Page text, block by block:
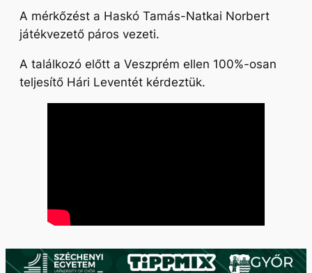
A mérkőzést a Haskó Tamás-Natkai Norbert
játékvezető páros vezeti.
A találkozó előtt a Veszprém ellen 100%-osan
teljesítő Hári Leventét kérdeztük.